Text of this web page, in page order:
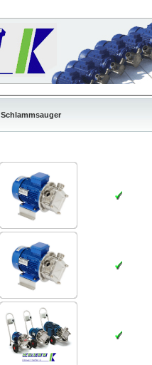
Schlammsauger